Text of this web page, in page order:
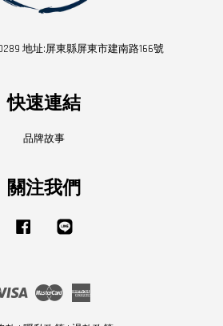
地址:屏東縣屏東市建南路166號
快速連結
品牌故事
關注我們
Facebook
Visa Master